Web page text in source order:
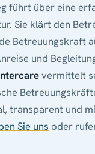
führt über eine
Sie klärt den
Betreuungskraft
und
vermittelt
transparent und
Sie uns oder